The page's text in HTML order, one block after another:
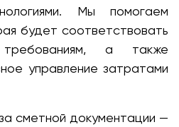
Мы помогаем
будет соответствовать
а также
управление затратами
сметной документации —